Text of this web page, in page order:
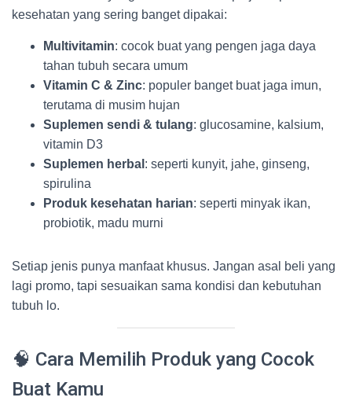
kesehatan yang sering banget dipakai:
Multivitamin: cocok buat yang pengen jaga daya
tahan tubuh secara umum
Vitamin C & Zinc: populer banget buat jaga imun,
terutama di musim hujan
Suplemen sendi & tulang: glucosamine, kalsium,
vitamin D3
Suplemen herbal : seperti kunyit, jahe, ginseng,
spirulina
Produk kesehatan harian: seperti minyak ikan,
probiotik, madu murni
Setiap jenis punya manfaat khusus. Jangan asal beli yang
lagi promo, tapi sesuaikan sama kondisi dan kebutuhan
tubuh lo.
🧠 Cara Memilih Produk yang Cocok
Buat Kamu